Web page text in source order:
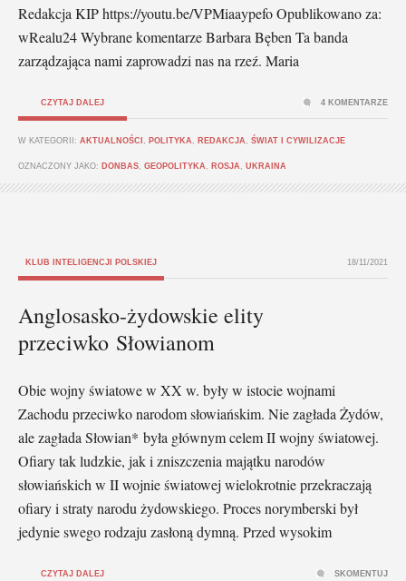
Redakcja KIP https://youtu.be/VPMiaaypefo Opublikowano za:
wRealu24 Wybrane komentarze Barbara Bęben Ta banda
zarządzająca nami zaprowadzi nas na rzeź. Maria
CZYTAJ DALEJ
W KATEGORII: AKTUALNOŚCI POLITYKA REDAKCJA ŚWIAT I CYWILIZACJE
OZNACZONY JAKO: DONBAS GEOPOLITYKA ROSJA UKRAINA
4 KOMENTARZE
KLUB INTELIGENCJI POLSKIEJ 18/11/2021
Anglosasko-żydowskie elity
przeciwko Słowianom
Obie wojny światowe w XX w. były w istocie wojnami
Zachodu przeciwko narodom słowiańskim. Nie zagłada Żydów,
ale zagłada Słowian* była głównym celem II wojny światowej.
Ofiary tak ludzkie, jak i zniszczenia majątku narodów
słowiańskich w II wojnie światowej wielokrotnie przekraczają
ofiary i straty narodu żydowskiego. Proces norymberski był
jedynie swego rodzaju zasłoną dymną. Przed wysokim
CZYTAJ DALEJ SKOMENTUJ